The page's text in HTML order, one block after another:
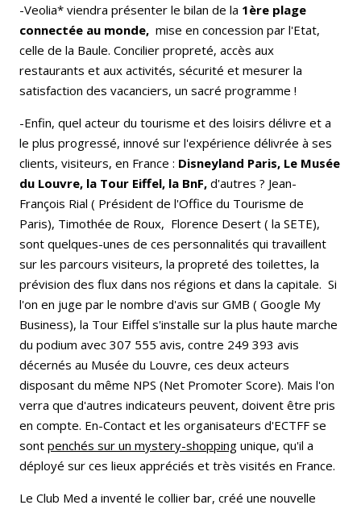
-Veolia* viendra présenter le bilan de la 1ère plage
connectée au monde, mise en concession par l'Etat,
celle de la Baule. Concilier propreté, accès aux
restaurants et aux activités, sécurité et mesurer la
satisfaction des vacanciers, un sacré programme !
-Enfin, quel acteur du tourisme et des loisirs délivre et a
le plus progressé, innové sur l'expérience délivrée à ses
clients, visiteurs, en France : Disneyland Paris, Le Musée
du Louvre, la Tour Eiffel, la BnF, d'autres ? Jean-
François Rial ( Président de l'Office du Tourisme de
Paris), Timothée de Roux, Florence Desert ( la SETE),
sont quelques-unes de ces personnalités qui travaillent
sur les parcours visiteurs, la propreté des toilettes, la
prévision des flux dans nos régions et dans la capitale. Si
l'on en juge par le nombre d'avis sur GMB ( Google My
Business), la Tour Eiffel s'installe sur la plus haute marche
du podium avec 307 555 avis, contre 249 393 avis
décernés au Musée du Louvre, ces deux acteurs
disposant du même NPS (Net Promoter Score). Mais l'on
verra que d'autres indicateurs peuvent, doivent être pris
en compte. En-Contact et les organisateurs d'ECTFF se
sont penchés sur un mystery-shopping unique, qu'il a
déployé sur ces lieux appréciés et très visités en France.
Le Club Med a inventé le collier bar, créé une nouvelle